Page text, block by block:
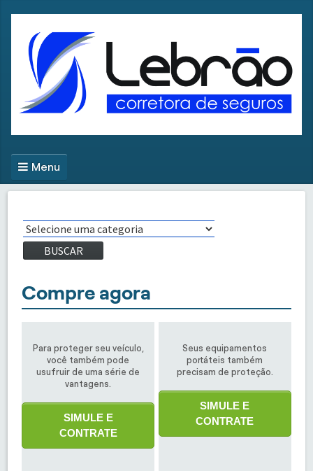
Menu
BUSCAR
Compre agora
Para proteger seu veículo,
você também pode
usufruir de uma série de
vantagens.
SIMULE E
CONTRATE
Seus equipamentos
portáteis também
precisam de proteção.
SIMULE E
CONTRATE